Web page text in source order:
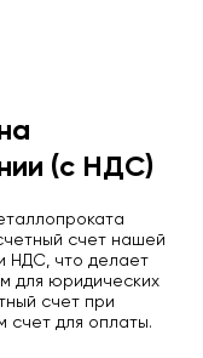
(с НДС)
счет нашей
НДС, что делает
для юридических
счет при
счет для оплаты.